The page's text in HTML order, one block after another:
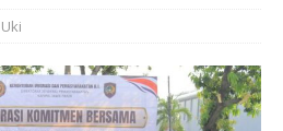
Uki